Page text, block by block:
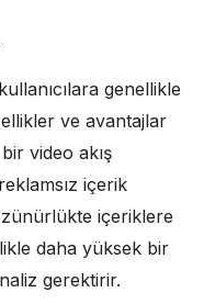
genellikle
ve avantajlar
video akış
içerik
içeriklere
daha yüksek bir
gerektirir.